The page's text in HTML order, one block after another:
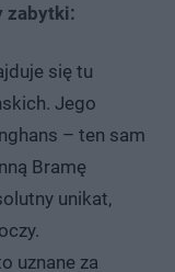
zabytki:
się tu
Jego
– ten sam
Bramę
unikat,
uznane za